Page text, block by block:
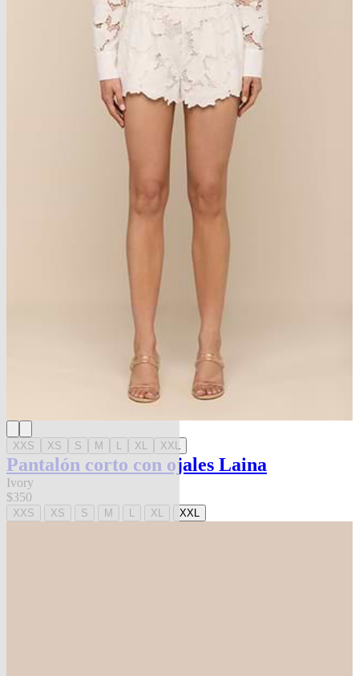
XXS XS S M L XL XXL
Pantalón corto con ojales Laina
Ivory
$350
XXS XS S M L XL XXL